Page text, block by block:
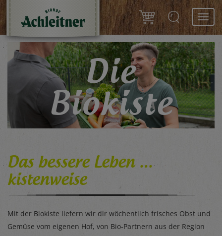
Die
Biokiste
Das bessere Leben ...
kistenweise
Mit der Biokiste liefern wir dir wöchentlich frisches Obst und
Gemüse vom eigenen Hof, von Bio-Partnern aus der Region